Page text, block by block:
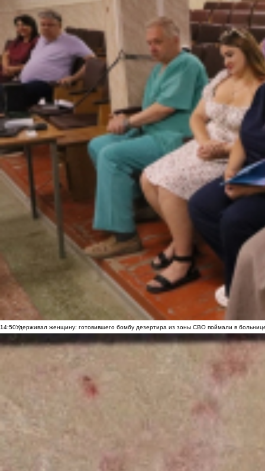
14:50Удерживал женщину: готовившего бомбу дезертира из зоны СВО поймали в